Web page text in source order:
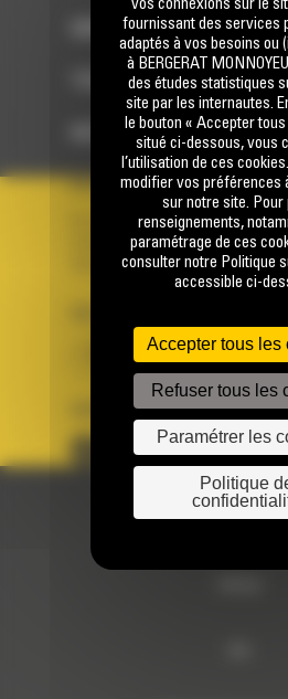
SERVICES
TECHNOLOGIES
ACCÈS RAPIDES
VOTRE COMPTE
Se connecter
Créer un compte
Votre avez besoin d'assistance
BM FRANCE
SUIVEZ-NOUS
© 2024 Bergerat-
vos connexions sur le
fournissant des services
adaptés à vos besoins ou
à BERGERAT
des études statistiques
site par les internautes.
le bouton « Accepter
situé ci-dessous, vous
l’utilisation de ces
modifier vos préférences
sur notre site. Pour
renseignements,
paramétrage de ces
consulter notre Politique
accessible ci-
Accepter tous les
Refuser tous les
Paramétrer les
Politique